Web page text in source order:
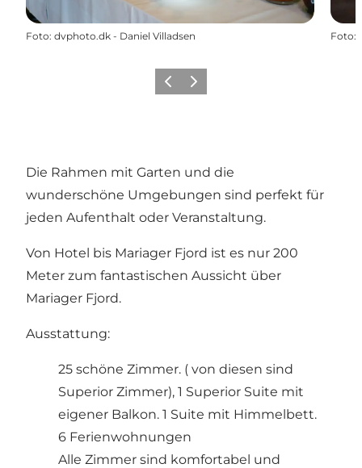
Foto: dvphoto.dk - Daniel Villadsen Foto:
ZurückWeiter
Die Rahmen mit Garten und die
wunderschöne Umgebungen sind perfekt für
jeden Aufenthalt oder Veranstaltung.
Von Hotel bis Mariager Fjord ist es nur 200
Meter zum fantastischen Aussicht über
Mariager Fjord.
Ausstattung:
25 schöne Zimmer. ( von diesen sind
Superior Zimmer), 1 Superior Suite mit
eigener Balkon. 1 Suite mit Himmelbett.
6 Ferienwohnungen
Alle Zimmer sind komfortabel und